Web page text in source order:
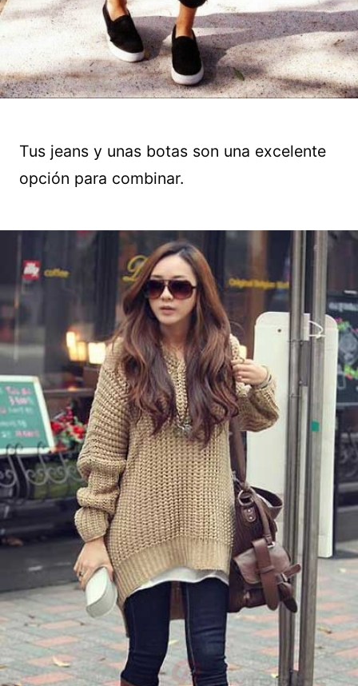
Tus jeans y unas botas son una excelente
opción para combinar.